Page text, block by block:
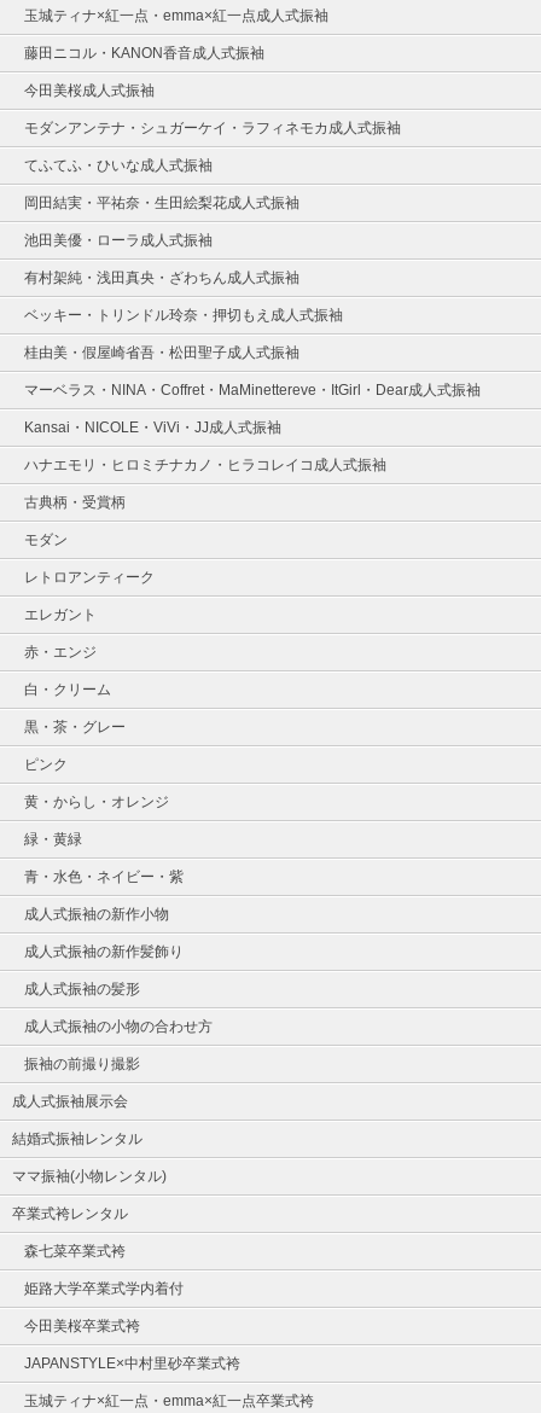
玉城ティナ×紅一点・emma×紅一点成人式振袖
藤田ニコル・KANON香音成人式振袖
今田美桜成人式振袖
モダンアンテナ・シュガーケイ・ラフィネモカ成人式振袖
てふてふ・ひいな成人式振袖
岡田結実・平祐奈・生田絵梨花成人式振袖
池田美優・ローラ成人式振袖
有村架純・浅田真央・ざわちん成人式振袖
ベッキー・トリンドル玲奈・押切もえ成人式振袖
桂由美・假屋崎省吾・松田聖子成人式振袖
マーベラス・NINA・Coffret・MaMinettereve・ItGirl・Dear成人式振袖
Kansai・NICOLE・ViVi・JJ成人式振袖
ハナエモリ・ヒロミチナカノ・ヒラコレイコ成人式振袖
古典柄・受賞柄
モダン
レトロアンティーク
エレガント
赤・エンジ
白・クリーム
黒・茶・グレー
ピンク
黄・からし・オレンジ
緑・黄緑
青・水色・ネイビー・紫
成人式振袖の新作小物
成人式振袖の新作髪飾り
成人式振袖の髪形
成人式振袖の小物の合わせ方
振袖の前撮り撮影
成人式振袖展示会
結婚式振袖レンタル
ママ振袖(小物レンタル)
卒業式袴レンタル
森七菜卒業式袴
姫路大学卒業式学内着付
今田美桜卒業式袴
JAPANSTYLE×中村里砂卒業式袴
玉城ティナ×紅一点・emma×紅一点卒業式袴